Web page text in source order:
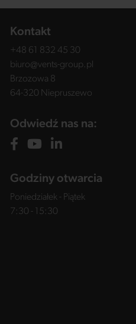
Kontakt
+48 61 832 45 30
biuro@vents-group.pl
Brzozowa 8
64-320 Niepruszewo
Odwiedź nas na:
Godziny otwarcia
Poniedziałek - Piątek
7:30 - 15:30